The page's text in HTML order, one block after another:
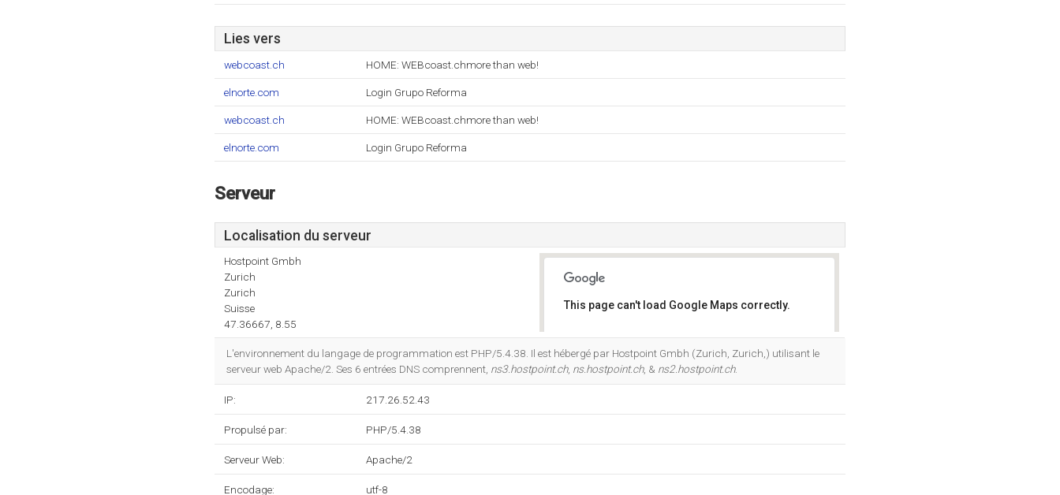
Lies vers
webcoast.ch HOME: WEBcoast.chmore than web!
elnorte.com Login Grupo Reforma
webcoast.ch HOME: WEBcoast.chmore than web!
elnorte.com Login Grupo Reforma
Serveur
Localisation du serveur
Hostpoint Gmbh
Zurich
Zurich
Suisse
47.36667, 8.55
This page can't load Google Maps correctly.
L'environnement du langage de programmation est PHP/5.4.38. Il est hébergé par Hostpoint Gmbh (Zurich, Zurich,) utilisant le
serveur web Apache/2. Ses 6 entrées DNS comprennent, ns3.hostpoint.ch, ns.hostpoint.ch, & ns2.hostpoint.ch.
IP: 217.26.52.43
Propulsé par: PHP/5.4.38
Serveur Web: Apache/2
Encodage: utf-8